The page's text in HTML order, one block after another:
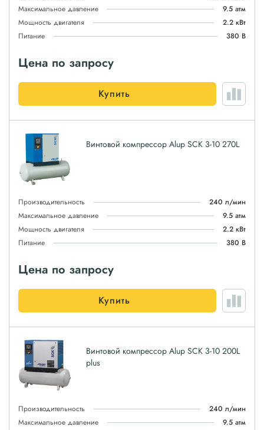
Максимальное давление
9.5 атм
Мощность двигателя
2.2 кВт
Питание
380 В
Цена по запросу
Купить
Винтовой компрессор Alup SCK 3-10 270L
Производительность
240 л/мин
Максимальное давление
9.5 атм
Мощность двигателя
2.2 кВт
Питание
380 В
Цена по запросу
Купить
Винтовой компрессор Alup SCK 3-10 200L
plus
Производительность
240 л/мин
Максимальное давление
9.5 атм